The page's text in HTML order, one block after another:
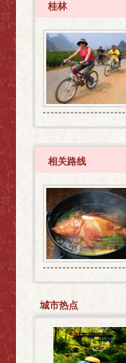
桂林
相关路线
城市热点